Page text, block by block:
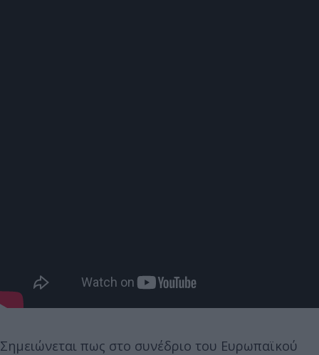
Σημειώνεται πως στο συνέδριο του Ευρωπαϊκού